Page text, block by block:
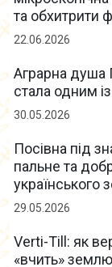
та обхитрити
22.06.2026
Аграрна душа
стала одним із
30.05.2026
Посівна під
пальне та
українського
29.05.2026
Verti-Till: як
«вчить»